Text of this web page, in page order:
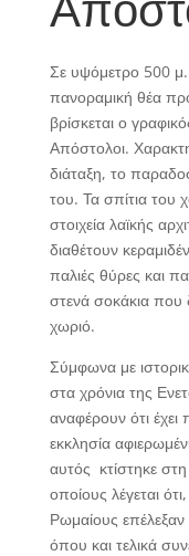
Σε υψόμετρο 500
πανοραμική θέα
βρίσκεται ο
Απόστολοι.
διάταξη, το
του. Τα σπίτια του
στοιχεία λαϊκής
διαθέτουν
παλιές θύρες και
στενά σοκάκια που
χωριό.
Σύμφωνα με
στα χρόνια της
αναφέρουν ότι
εκκλησία
αυτός κτίστηκε
οποίους λέγεται
Ρωμαίους
όπου και τελικά